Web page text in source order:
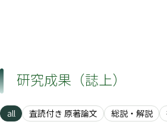
研究成果（誌上）
all 査読付き 原著論文 総説・解説